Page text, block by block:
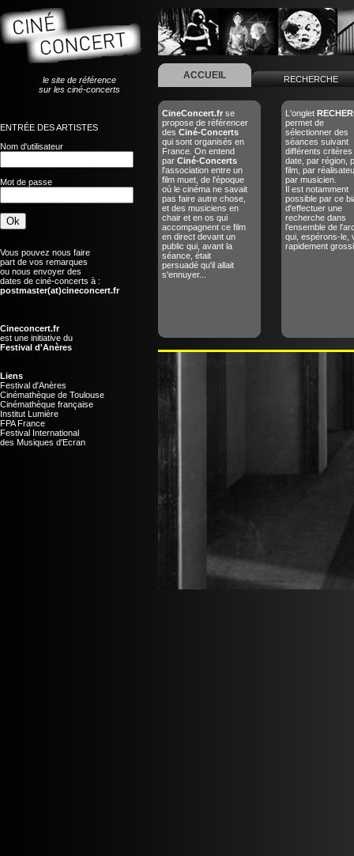
le site de référence
sur les ciné-concerts
ENTRÉE DES ARTISTES
Nom d'utilisateur
Mot de passe
Vous pouvez nous faire
part de vos remarques
ou nous envoyer des
dates de ciné-concerts à :
postmaster(at)cineconcert.fr
Cineconcert.fr
est une initiative du
Festival d'Anères
Liens
Festival d'Anères
Cinémathèque de Toulouse
Cinémathèque française
Institut Lumière
FPA France
Festival International
des Musiques d'Ecran
ACCUEIL RECHERCHE
CineConcert.fr se
propose de référencer
des Ciné-Concerts
qui sont organisés en
France. On entend
par Ciné-Concerts
l'association entre un
film muet, de l'époque
où le cinéma ne savait
pas faire autre chose,
et des musiciens en
chair et en os qui
accompagnent ce film
en direct devant un
public qui, avant la
séance, était
persuadé qu'il allait
s'ennuyer...
L'onglet
permet de
sélectionner des
séances suivant
différents critères
date, par région,
film, par
par musicien.
Il est notamment
possible par ce
d'effectuer une
recherche dans
l'ensemble de
qui, espérons-le,
rapidement